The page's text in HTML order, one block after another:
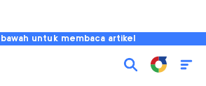
untuk membaca artikel